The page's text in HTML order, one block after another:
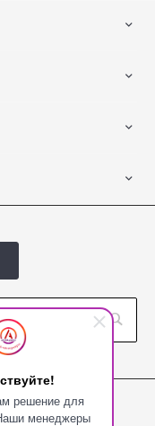
решение для
менеджеры